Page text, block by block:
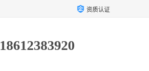
资质认证
18612383920